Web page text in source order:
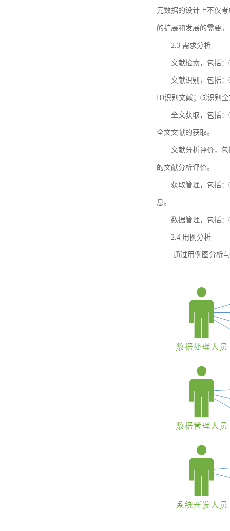
元数据的设计上不仅
的扩展和发展的需要。
2.3 需求分析
文献检索，包括
文献识别，包括
ID识别文献；⑤识别全
全文获取，包括
全文文献的获取。
文献分析评价，
的文献分析评价。
获取管理，包括
息。
数据管理，包括
2.4 用例分析
通过用例图分析